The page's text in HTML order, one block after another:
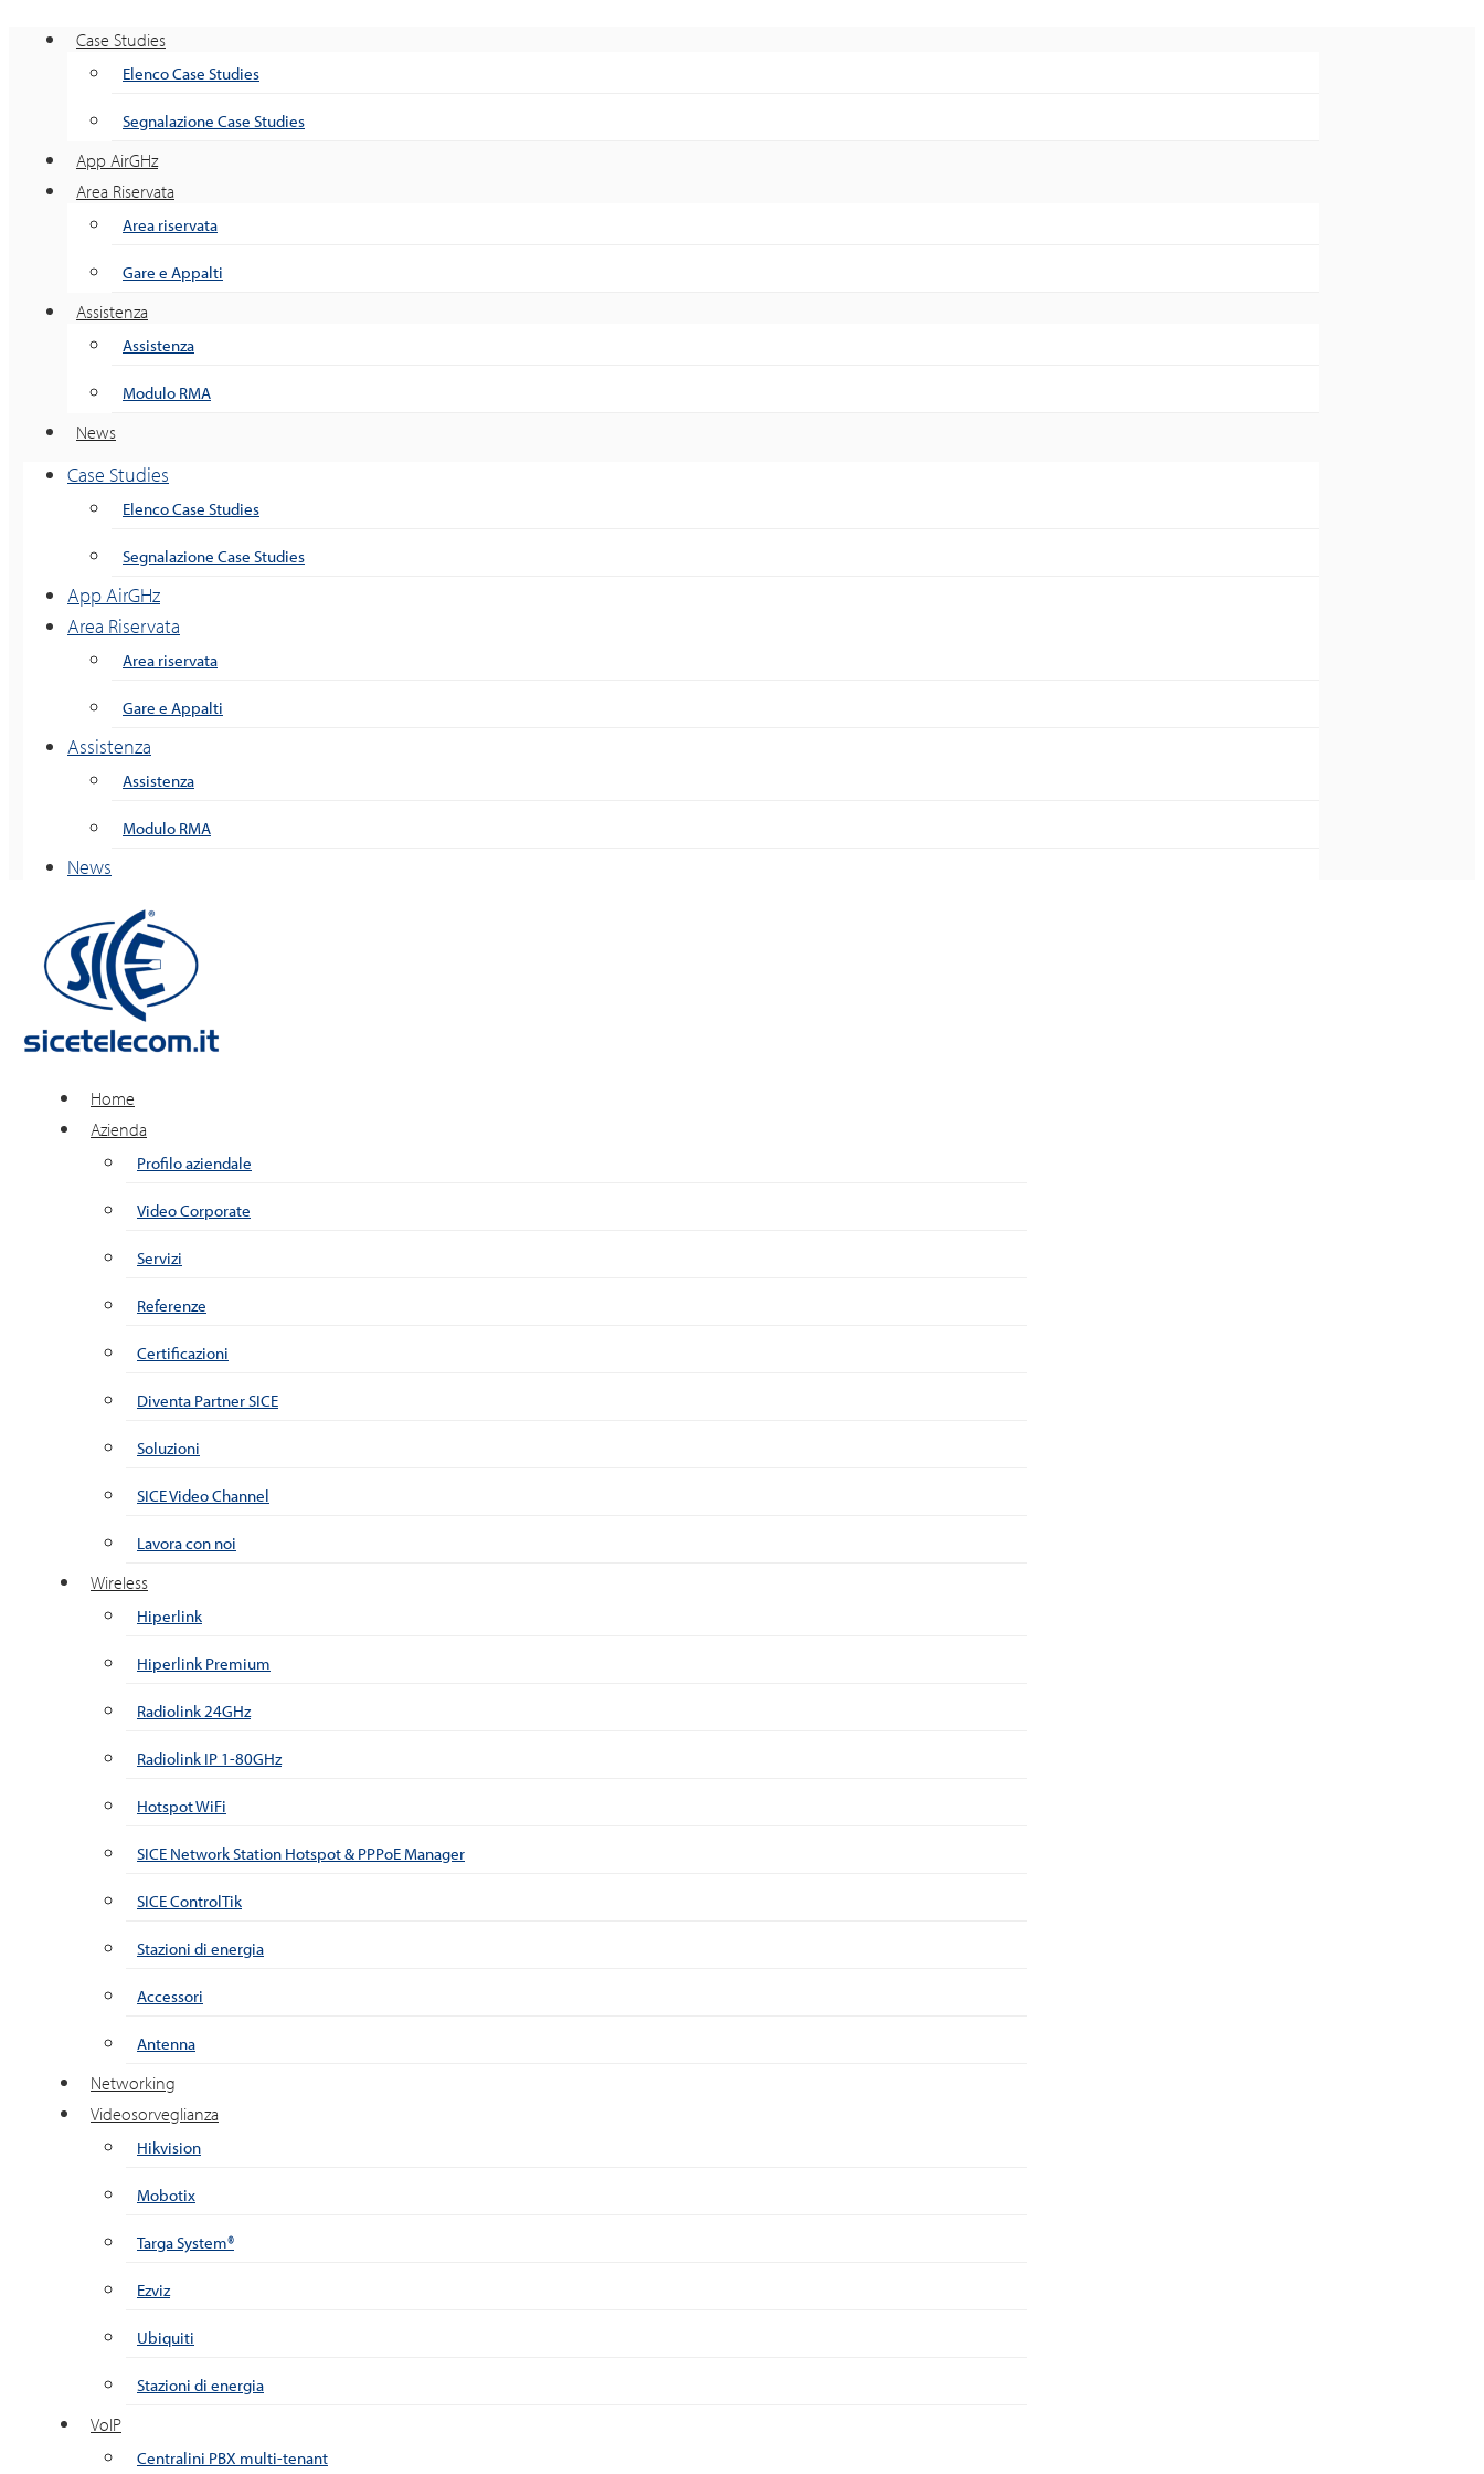
Case Studies
Elenco Case Studies
Segnalazione Case Studies
App AirGHz
Area Riservata
Area riservata
Gare e Appalti
Assistenza
Assistenza
Modulo RMA
News
Case Studies
Elenco Case Studies
Segnalazione Case Studies
App AirGHz
Area Riservata
Area riservata
Gare e Appalti
Assistenza
Assistenza
Modulo RMA
News
Home
Azienda
Profilo aziendale
Video Corporate
Servizi
Referenze
Certificazioni
Diventa Partner SICE
Soluzioni
SICE Video Channel
Lavora con noi
Wireless
Hiperlink
Hiperlink Premium
Radiolink 24GHz
Radiolink IP 1-80GHz
Hotspot WiFi
SICE Network Station Hotspot & PPPoE Manager
SICE ControlTik
Stazioni di energia
Accessori
Antenna
Networking
Videosorveglianza
Hikvision
Mobotix
Targa System®
Ezviz
Ubiquiti
Stazioni di energia
VoIP
Centralini PBX multi-tenant